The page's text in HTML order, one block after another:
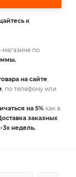
к
по
на сайте,
, по телефону или
на 5% как в
заказных
3х недель.